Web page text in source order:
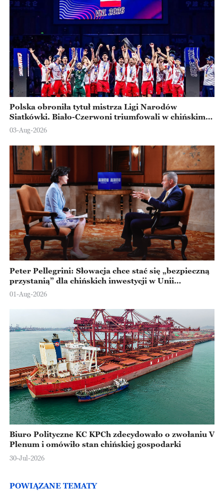
Polska obroniła tytuł mistrza Ligi Narodów
Siatkówki. Biało-Czerwoni triumfowali w chińskim
Ningbo
03-Aug-2026
Peter Pellegrini: Słowacja chce stać się „bezpieczną
przystanią” dla chińskich inwestycji w Unii
Europejskiej
01-Aug-2026
Biuro Polityczne KC KPCh zdecydowało o zwołaniu V
Plenum i omówiło stan chińskiej gospodarki
30-Jul-2026
POWIĄZANE TEMATY